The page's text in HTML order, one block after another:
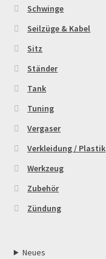
Schwinge
Seilzüge & Kabel
Sitz
Ständer
Tank
Tuning
Vergaser
Verkleidung / Plastik
Werkzeug
Zubehör
Zündung
Neues